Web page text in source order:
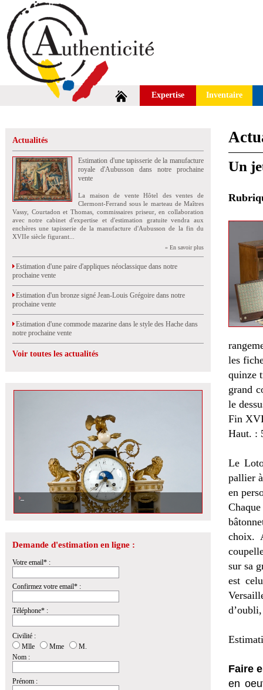
Expertise Inventaire
Actualités
Estimation d'une tapisserie de la manufacture
royale d'Aubusson dans notre prochaine
vente
La maison de vente Hôtel des ventes de
Clermont-Ferrand sous le marteau de Maîtres
Vassy, Courtadon et Thomas, commissaires priseur, en collaboration
avec notre cabinet d'expertise et d'estimation gratuite vendra aux
enchères une tapisserie de la manufacture d'Aubusson de la fin du
XVIIe siècle figurant...
» En savoir plus
Estimation d'une paire d'appliques néoclassique dans notre
prochaine vente
Estimation d'un bronze signé Jean-Louis Grégoire dans notre
prochaine vente
Estimation d'une commode mazarine dans le style des Hache dans
notre prochaine vente
Voir toutes les actualités
Demande d'estimation en ligne :
Votre email* :
Confirmez votre email* :
Téléphone* :
Civilité :
Mlle
Mme
M.
Nom :
Prénom :
Un
les
quinze
grand
le
Fin
Haut. :
Le
pallier
en
choix.
sur sa
est
Faire
en